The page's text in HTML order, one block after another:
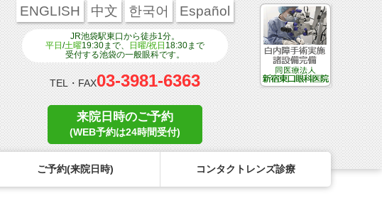
ENGLISH 中文 한국어 Español
JR池袋駅東口から徒歩1分。
平日 /土曜19:30まで、 日曜/祝日 18:30まで
受付する池袋の一般眼科です。
TEL・FAX03-3981-6363
来院日時のご予約
(WEB予約は24時間受付)
ご予約(来院日時) コンタクトレンズ診療